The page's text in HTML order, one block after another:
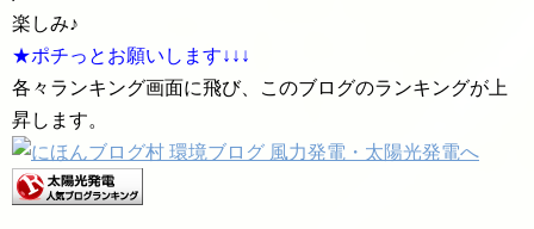
楽しみ♪
★ポチっとお願いします↓↓↓
各々ランキング画面に飛び、このブログのランキングが上
昇します。